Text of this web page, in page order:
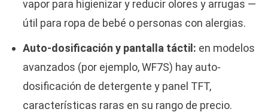
vapor para higienizar y reducir olores y arrugas —
útil para ropa de bebé o personas con alergias.
Auto-dosificación y pantalla táctil: en modelos
avanzados (por ejemplo, WF7S) hay auto-
dosificación de detergente y panel TFT,
características raras en su rango de precio.